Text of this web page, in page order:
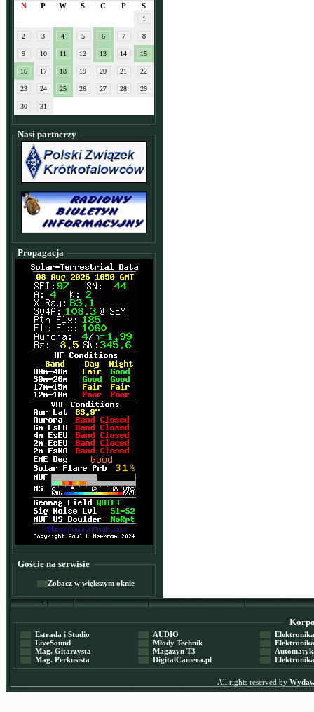
N
P W Ś C P S
1
2 3 4 5 6 7 8
9 10 11 12 13 14 15
16 17 18 19 20 21 22
23 24 25 26 27 28 29
30 31
Nasi partnerzy
Propagacja
Goście na serwisie
Zobacz w większym oknie
Estrada i Studio
LiveSound
Mag. Gitarzysta
Mag. Perkusista
AUDIO
Młody Technik
Magazyn T3
DigitalCamera.pl
Elektronika
Elektronika
Automatyka
Elektronika
All rights reserved by